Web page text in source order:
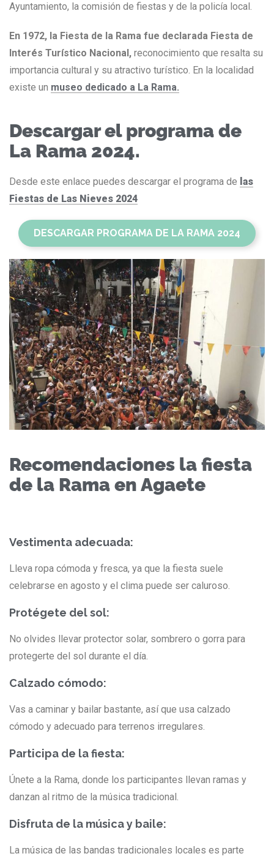
Ayuntamiento, la comisión de fiestas y de la policía local.
En 1972, la Fiesta de la Rama fue declarada Fiesta de
Interés Turístico Nacional, reconocimiento que resalta su
importancia cultural y su atractivo turístico. En la localidad
existe un museo dedicado a La Rama.
Descargar el programa de
La Rama 2024.
Desde este enlace puedes descargar el programa de las
Fiestas de Las Nieves 2024
DESCARGAR PROGRAMA DE LA RAMA 2024
Recomendaciones la fiesta
de la Rama en Agaete
Vestimenta adecuada:
Lleva ropa cómoda y fresca, ya que la fiesta suele
celebrarse en agosto y el clima puede ser caluroso.
Protégete del sol:
No olvides llevar protector solar, sombrero o gorra para
protegerte del sol durante el día.
Calzado cómodo:
Vas a caminar y bailar bastante, así que usa calzado
cómodo y adecuado para terrenos irregulares.
Participa de la fiesta:
Únete a la Rama, donde los participantes llevan ramas y
danzan al ritmo de la música tradicional.
Disfruta de la música y baile:
La música de las bandas tradicionales locales es parte